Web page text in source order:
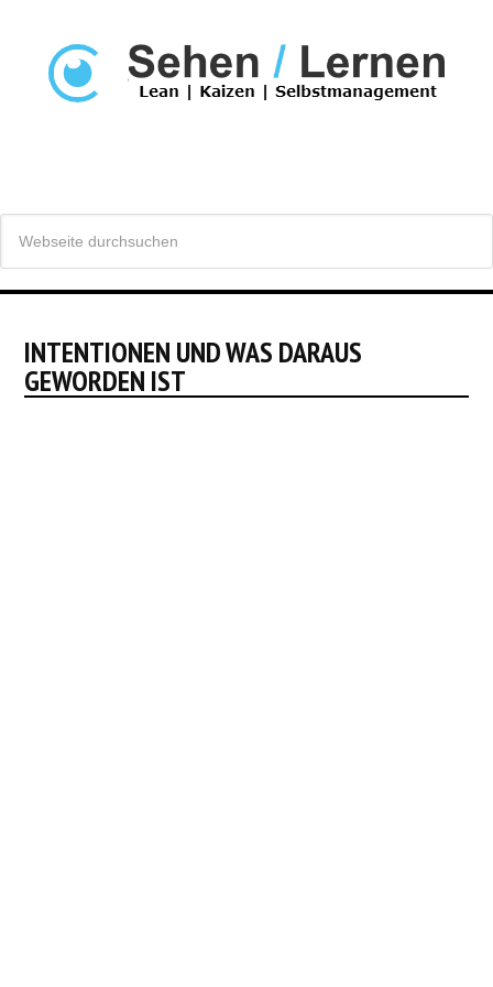
INTENTIONEN UND WAS DARAUS
GEWORDEN IST